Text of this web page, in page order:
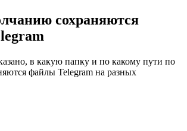
сохраняются
в какую папку и по какому пути по
файлы Telegram на разных